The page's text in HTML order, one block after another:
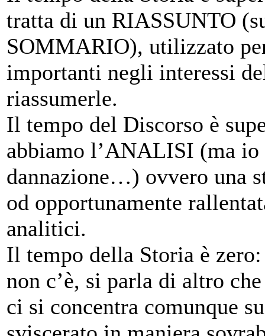
tratta di un RIASSUNTO
SOMMARIO), utilizzato
importanti negli interessi
riassumerle.
Il tempo del Discorso è
abbiamo l’ANALISI (ma
dannazione…) ovvero una
od opportunamente
analitici.
Il tempo della Storia è
non c’è, si parla di altro
ci si concentra comunque